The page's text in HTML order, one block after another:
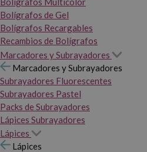
Bolígrafos de Gel
Bolígrafos Recargables
Recambios de Bolígrafos
Marcadores y Subrayadores
Marcadores y Subrayadores
Subrayadores Fluorescentes
Subrayadores Pastel
Packs de Subrayadores
Lápices Subrayadores
Lápices
Lápices